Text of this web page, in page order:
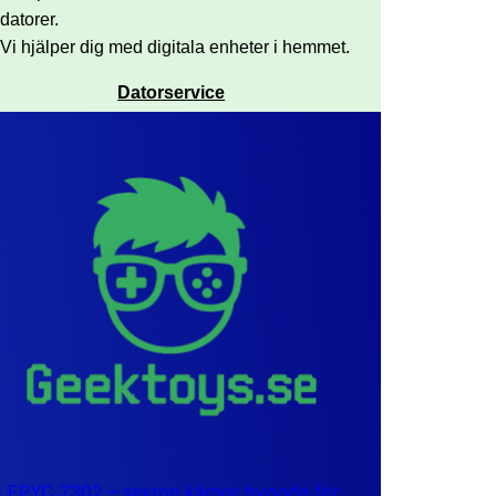
datorer.
Vi hjälper dig med digitala enheter i hemmet.
Datorservice
EPYC 7302 – sexton kärnor byggda för